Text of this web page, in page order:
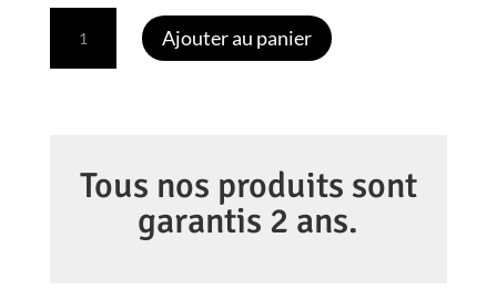
Ajouter au panier
Tous nos produits sont
garantis 2 ans.